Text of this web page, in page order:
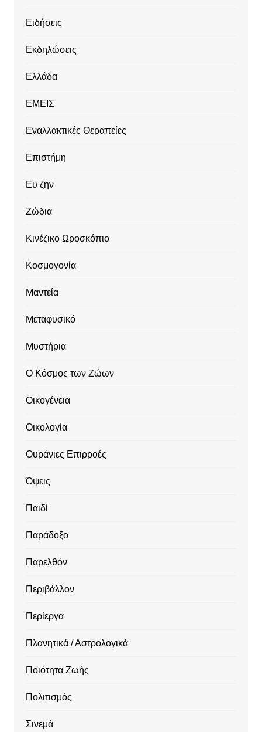
Ειδήσεις
Εκδηλώσεις
Ελλάδα
ΕΜΕΙΣ
Εναλλακτικές Θεραπείες
Επιστήμη
Ευ ζην
Ζώδια
Κινέζικο Ωροσκόπιο
Κοσμογονία
Μαντεία
Μεταφυσικό
Μυστήρια
Ο Κόσμος των Ζώων
Οικογένεια
Οικολογία
Ουράνιες Επιρροές
Όψεις
Παιδί
Παράδοξο
Παρελθόν
Περιβάλλον
Περίεργα
Πλανητικά / Αστρολογικά
Ποιότητα Ζωής
Πολιτισμός
Σινεμά